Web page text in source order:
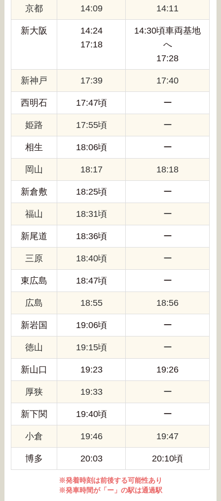
京都 14:09 14:11
新大阪
14:24
17:18
14:30頃車両基地
へ
17:28
新神戸 17:39 17:40
西明石 17:47頃 ー
姫路 17:55頃 ー
相生 18:06頃 ー
岡山 18:17 18:18
新倉敷 18:25頃 ー
福山 18:31頃 ー
新尾道 18:36頃 ー
三原 18:40頃 ー
東広島 18:47頃 ー
広島 18:55 18:56
新岩国 19:06頃 ー
徳山 19:15頃 ー
新山口 19:23 19:26
厚狭 19:33 ー
新下関 19:40頃 ー
小倉 19:46 19:47
博多 20:03 20:10頃
※発着時刻は前後する可能性あり
※発車時間が「ー」の駅は通過駅